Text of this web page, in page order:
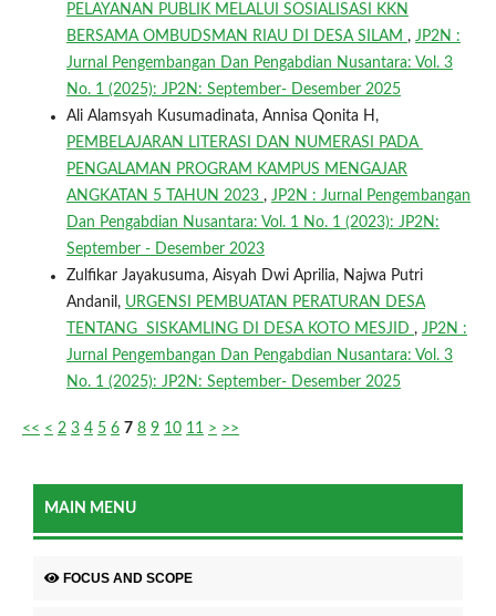
PELAYANAN PUBLIK MELALUI SOSIALISASI KKN
BERSAMA OMBUDSMAN RIAU DI DESA SILAM , JP2N :
Jurnal Pengembangan Dan Pengabdian Nusantara: Vol. 3
No. 1 (2025): JP2N: September- Desember 2025
Ali Alamsyah Kusumadinata, Annisa Qonita H,
PEMBELAJARAN LITERASI DAN NUMERASI PADA
PENGALAMAN PROGRAM KAMPUS MENGAJAR
ANGKATAN 5 TAHUN 2023 , JP2N : Jurnal Pengembangan
Dan Pengabdian Nusantara: Vol. 1 No. 1 (2023): JP2N:
September - Desember 2023
Zulfikar Jayakusuma, Aisyah Dwi Aprilia, Najwa Putri
Andanil, URGENSI PEMBUATAN PERATURAN DESA
TENTANG SISKAMLING DI DESA KOTO MESJID , JP2N :
Jurnal Pengembangan Dan Pengabdian Nusantara: Vol. 3
No. 1 (2025): JP2N: September- Desember 2025
<< < 2 3 4 5 6 7 8 9 10 11 > >>
MAIN MENU
FOCUS AND SCOPE